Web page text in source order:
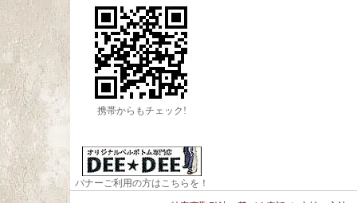
携帯からもチェック!
バナーご利用の方はこちらを！